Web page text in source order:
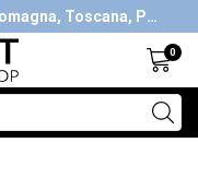
A servizio degli scout di Emilia Romagna, Toscana, Piemonte, Valle d'Aosta- Gratis la spedizione con ordini > €40
0